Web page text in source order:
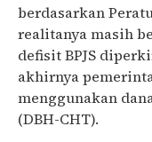
berdasarkan
realitanya masih
defisit BPJS
akhirnya
menggunakan
(DBH-CHT).